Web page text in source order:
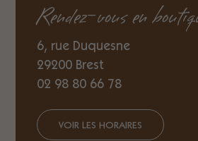
Rendez-vous en
6, rue Duquesne
29200 Brest
02 98 80 66 78
VOIR LES HORAIRES